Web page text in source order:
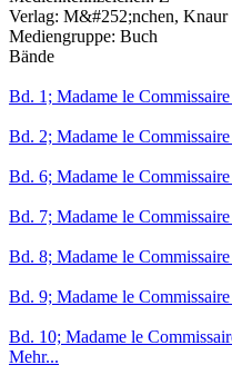
Verlag: M&#252;nchen, Knaur
Mediengruppe: Buch
Bände
Bd. 1; Madame le
Bd. 2; Madame le
Bd. 6; Madame le
Bd. 7; Madame le
Bd. 8; Madame le
Bd. 9; Madame le
Bd. 10; Madame le
Mehr...